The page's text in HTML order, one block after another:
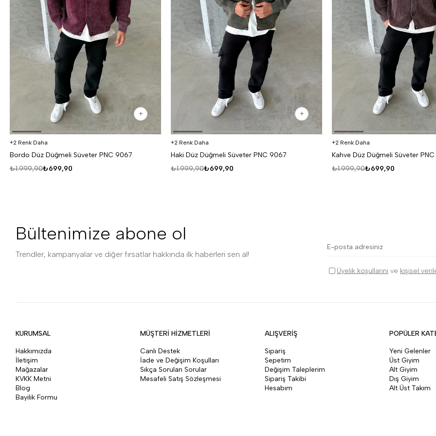
2 Renk Daha
Bordo Düz Düğmeli Süveter PNC 9067
₺699,90
₺1.999,90
2 Renk Daha
Haki Düz Düğmeli Süveter PNC 9067
₺699,90
₺1.999,90
2 Renk Daha
Kahve Düz Düğmeli Süveter
₺699,90
₺1.999,90
Bültenimize abone ol
Trendler, kampanyalar ve diğer fırsatlar hakkında ilk haberleri sen al!
Üyelik koşullarını ve kişisel
KURUMSAL
Hakkımızda
İletişim
Mağazalar
KVKK Metni
Blog
Bayilik Formu
MÜŞTERİ HİZMETLERİ
Canlı Destek
İade ve Değişim Koşulları
Sıkça Sorulan Sorular
Mesafeli Satış Sözleşmesi
ALIŞVERİŞ
Sipariş
Sepetim
Değişim Taleplerim
Sipariş Takibi
Hesabım
POPÜLER
Yeni Gelenler
Üst Giyim
Alt Giyim
Dış Giyim
Alt Üst Takım